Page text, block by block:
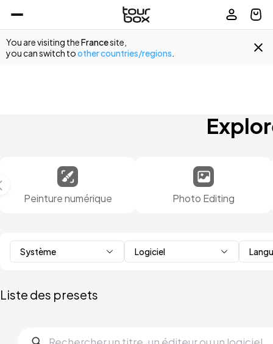
You are visiting theFrancesite,
you can switch toother countries/regions
Peinture numérique Photo Editing
Liste des presets